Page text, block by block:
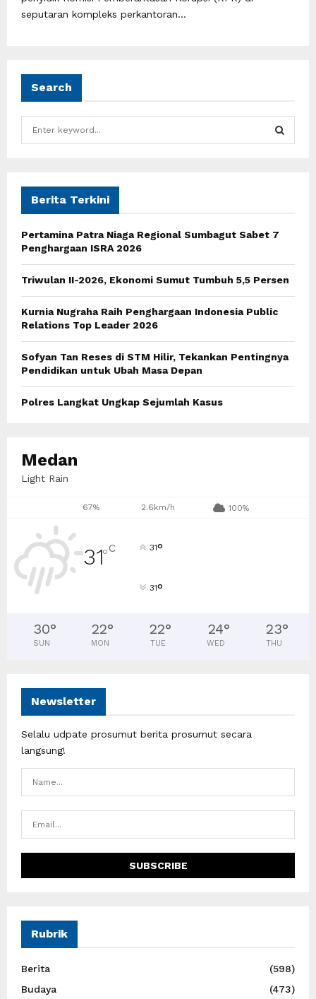
seputaran kompleks perkantoran...
Search
f
r
H
Berita Terkini
Pertamina Patra Niaga Regional Sumbagut Sabet 7
Penghargaan ISRA 2026
Triwulan II-2026, Ekonomi Sumut Tumbuh 5,5 Persen
Kurnia Nugraha Raih Penghargaan Indonesia Public
Relations Top Leader 2026
Sofyan Tan Reses di STM Hilir, Tekankan Pentingnya
Pendidikan untuk Ubah Masa Depan
Polres Langkat Ungkap Sejumlah Kasus
Medan
Light Rain
67% 2.6km/h 100%
31°C 31°
31°
30°
SUN
22°
MON
22°
TUE
24°
WED
23°
THU
Newsletter
Selalu udpate prosumut berita prosumut secara
langsung!
Rubrik
Berita
(598)
Budaya
(473)